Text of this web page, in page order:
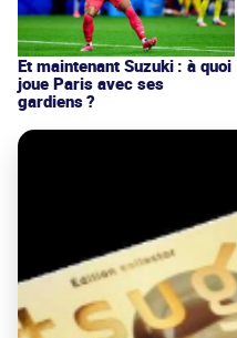
Et maintenant Suzuki : à quoi
joue Paris avec ses
gardiens ?